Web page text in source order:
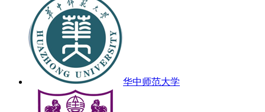
华中师范大学